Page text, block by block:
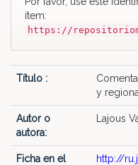
ítem:
https://
Título :
y
Autor o
autora:
Lajous
Ficha en el
http://